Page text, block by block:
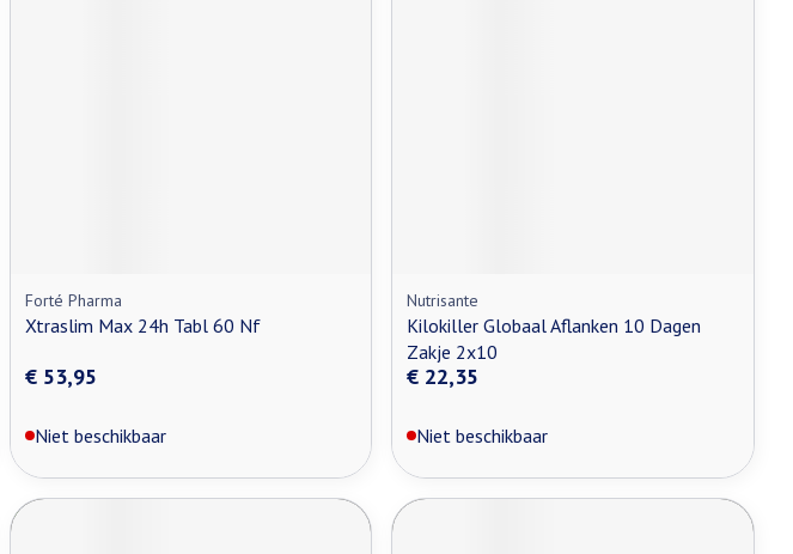
Forté Pharma
Xtraslim Max 24h Tabl 60 Nf
€ 53,95
Niet beschikbaar
Nutrisante
Kilokiller Globaal Aflanken 10 Dagen
Zakje 2x10
€ 22,35
Niet beschikbaar